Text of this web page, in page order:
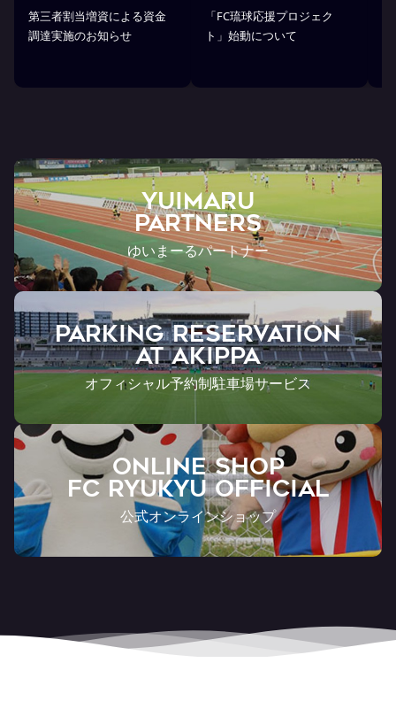
第三者割当増資による資金
調達実施のお知らせ
「FC琉球応援プロジェク
ト」始動について
YUIMARU
Partners
ゆいまーるパートナー
PARKING RESERVATION
AT Akippa
オフィシャル予約制駐車場サービス
ONLINE SHOP
FC RYUKYU OFFICIAL
公式オンラインショップ